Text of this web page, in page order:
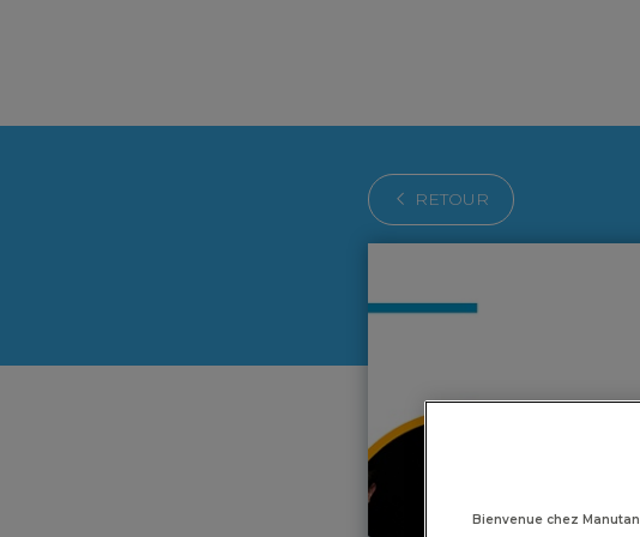
RETOUR
Bienvenue chez Manutan